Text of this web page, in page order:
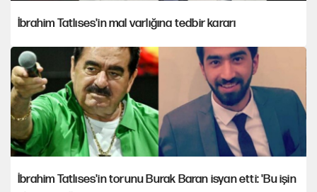
İbrahim Tatlıses'in mal varlığına tedbir kararı
İbrahim Tatlıses'in torunu Burak Baran isyan etti: 'Bu işin